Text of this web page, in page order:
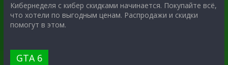
Кибернеделя с кибер скидками начинается. Покупайте всё,
что хотели по выгодным ценам. Распродажи и скидки
помогут в этом.
GTA 6